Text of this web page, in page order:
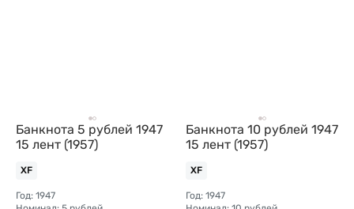
Банкнота 5 рублей 1947
15 лент (1957)
XF
Год: 1947
Банкнота 10 рублей 1947
15 лент (1957)
XF
Год: 1947